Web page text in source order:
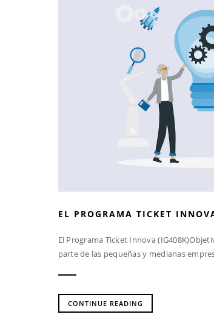
EL PROGRAMA TICKET
El Programa Ticket Innova
parte de las pequeñas y medianas
CONTINUE READING